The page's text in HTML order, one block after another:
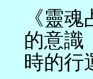
《靈
的意識
時的行